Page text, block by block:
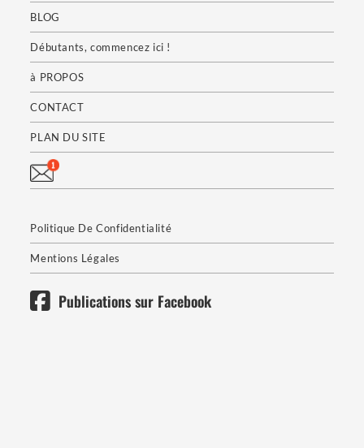
BLOG
Débutants, commencez ici !
à PROPOS
CONTACT
PLAN DU SITE
Politique De Confidentialité
Mentions Légales
Publications sur Facebook